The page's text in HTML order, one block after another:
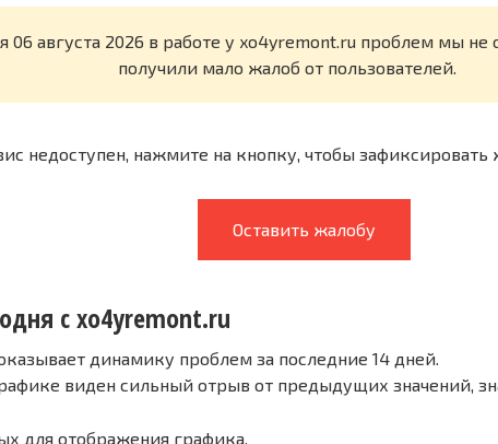
06 августа 2026 в работе у xo4yremont.ru проблем мы
получили мало жалоб от пользователей.
недоступен, нажмите на кнопку, чтобы зафиксировать
Оставить жалобу
с xo4yremont.ru
динамику проблем за последние 14 дней.
виден сильный отрыв от предыдущих значений,
для отображения графика.